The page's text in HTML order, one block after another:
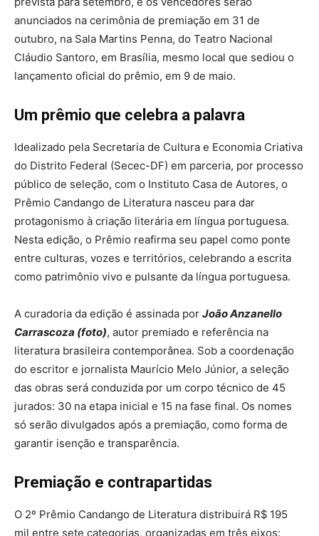
anunciados na cerimônia de premiação em 31 de
outubro, na Sala Martins Penna, do Teatro Nacional
Cláudio Santoro, em Brasília, mesmo local que sediou o
lançamento oficial do prêmio, em 9 de maio.
Um prêmio que celebra a palavra
Idealizado pela Secretaria de Cultura e Economia Criativa
do Distrito Federal (Secec-DF) em parceria, por processo
público de seleção, com o Instituto Casa de Autores, o
Prêmio Candango de Literatura nasceu para dar
protagonismo à criação literária em língua portuguesa.
Nesta edição, o Prêmio reafirma seu papel como ponte
entre culturas, vozes e territórios, celebrando a escrita
como patrimônio vivo e pulsante da língua portuguesa.
A curadoria da edição é assinada por João Anzanello
Carrascoza (foto), autor premiado e referência na
literatura brasileira contemporânea. Sob a coordenação
do escritor e jornalista Maurício Melo Júnior, a seleção
das obras será conduzida por um corpo técnico de 45
jurados: 30 na etapa inicial e 15 na fase final. Os nomes
só serão divulgados após a premiação, como forma de
garantir isenção e transparência.
Premiação e contrapartidas
O 2º Prêmio Candango de Literatura distribuirá R$ 195
mil entre sete categorias, organizadas em três eixos: